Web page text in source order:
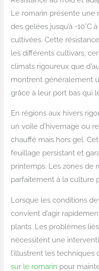
Le romarin présente une
des gelées jusqu’à -10°C
cultivées. Cette
les différents cultivars,
climats rigoureux que
montrent généralement
grâce à leur port bas qui
En régions aux hivers
un voile d’hivernage ou
chauffé mais hors gel.
feuillage persistant et
printemps. Les zones de
parfaitement à la culture
Lorsque les conditions
convient d’agir
plants. Les problèmes
nécessitent une
l’illustrent les techniques
sur le romarin pour